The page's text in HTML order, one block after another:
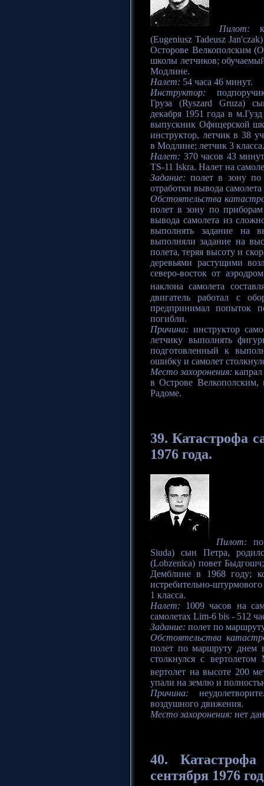
Пилот:
(Eugeniusz Tadeusz
Осторове Велкополским
школы летчиков;
Модлине.
Налет: 54 часа 46 минут.
Инструктор:
Груза (Ryszard Gruza)
декабря 1951 года в
выпускник Офицерской
инструктор, летчик в 38
в Модлине; летчик 3 класса.
Налет: 370 часов 43
TS-11 Iskra. Налет на
Задание: полет в зону
отработки вывода
Обстоятельства
полет в зону по
вывода самолета из
выполнять задание на
выполняли задание на
полета, теряя высоту и
деревьями растущими
северо-восток от
наклона самолета
двигатель работал с
предпринимал попыток
погибли.
Причина: инструктор
летчику выполнять
подготовленный к
ошибку и самолет
Место захоронения:
в Острове Велкополским,
Радоме.
39.Катастрофа
1976 года.
Пилот:
Siuda) сын Петра,
(Lobzenica) повет
Демблине в 1968 году;
истребительно-
1 класса.
Налет: 1009 часов на
самолетах Lim-6 bis - 512
Задание: полет по
Обстоятельства
полет по маршруту днем
столкнулся с
вертолет на высоте 200
упали на землю и
Причина:
воздушного движения.
Место захоронения: нет
40. Катастрофа
сентября 1976